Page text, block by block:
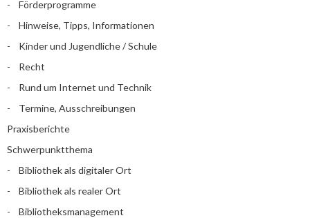
Förderprogramme
Hinweise, Tipps, Informationen
Kinder und Jugendliche / Schule
Recht
Rund um Internet und Technik
Termine, Ausschreibungen
Praxisberichte
Schwerpunktthema
Bibliothek als digitaler Ort
Bibliothek als realer Ort
Bibliotheksmanagement